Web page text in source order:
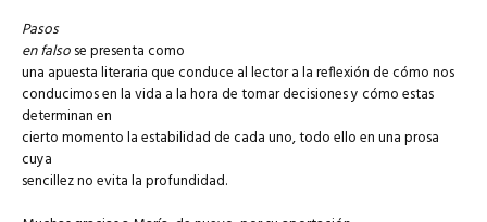
Pasos
en falsose presenta como
una apuesta literaria que conduce al lector a la reflexión de cómo nos
conducimos en la vida a la hora de tomar decisiones y cómo estas
determinan en
cierto momento la estabilidad de cada uno, todo ello en una prosa
cuya
sencillez no evita la profundidad.